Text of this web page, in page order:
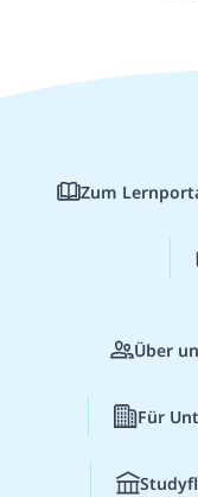
Zum
Über
Für